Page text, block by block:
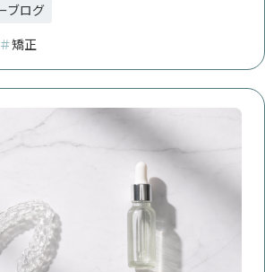
ブログ
＃矯正